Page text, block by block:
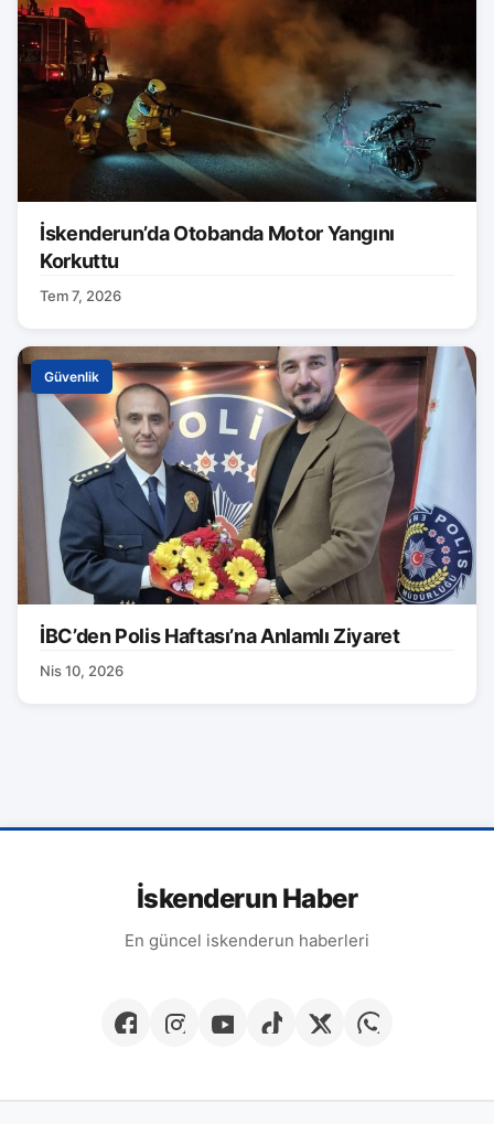
İskenderun’da Otobanda Motor Yangını
Korkuttu
Tem 7, 2026
Güvenlik
İBC’den Polis Haftası’na Anlamlı Ziyaret
Nis 10, 2026
İskenderun Haber
En güncel iskenderun haberleri